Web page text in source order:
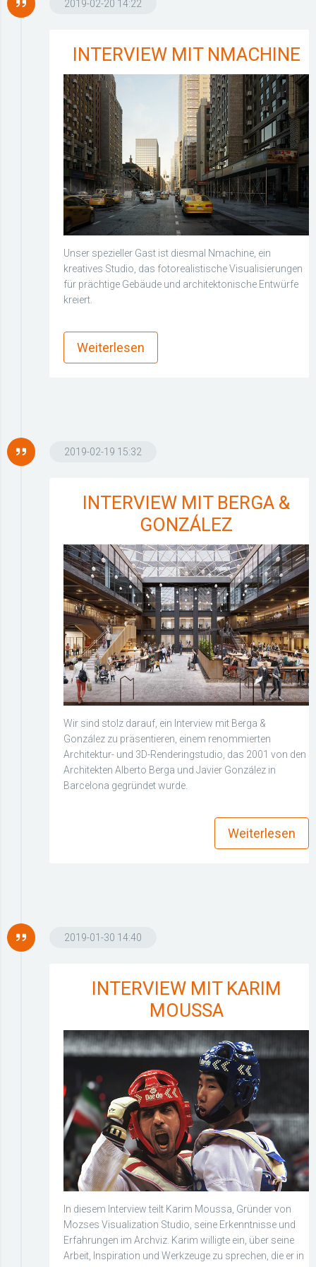
2019-02-20 14:22
INTERVIEW MIT NMACHINE
Unser spezieller Gast ist diesmal Nmachine, ein
kreatives Studio, das fotorealistische Visualisierungen
für prächtige Gebäude und architektonische Entwürfe
kreiert.
Weiterlesen
2019-02-19 15:32
INTERVIEW MIT BERGA &
GONZÁLEZ
Wir sind stolz darauf, ein Interview mit Berga &
González zu präsentieren, einem renommierten
Architektur- und 3D-Renderingstudio, das 2001 von den
Architekten Alberto Berga und Javier González in
Barcelona gegründet wurde.
Weiterlesen
2019-01-30 14:40
INTERVIEW MIT KARIM
MOUSSA
In diesem Interview teilt Karim Moussa, Gründer von
Mozses Visualization Studio, seine Erkenntnisse und
Erfahrungen im Archviz. Karim willigte ein, über seine
Arbeit, Inspiration und Werkzeuge zu sprechen, die er in